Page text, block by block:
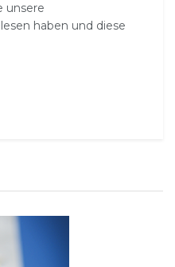
unsere
haben und diese